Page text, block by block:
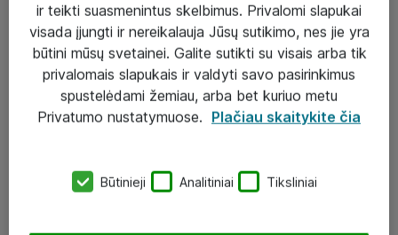
Paslaugos
Sprendimai
Įgyvendinti projektai
Atea ekspertų patarimai verslui
UAB „ATEA“
ir teikti suasmenintus skelbimus. Privalomi slapukai
visada įjungti ir nereikalauja Jūsų sutikimo, nes jie yra
būtini mūsų svetainei. Galite sutikti su visais arba tik
privalomais slapukais ir valdyti savo pasirinkimus
spustelėdami žemiau, arba bet kuriuo metu
Privatumo nustatymuose. Plačiau skaitykite čia
Būtinieji Analitiniai Tiksliniai